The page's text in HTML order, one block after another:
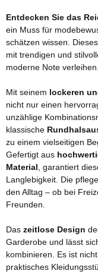
Entdecken Sie das
ein Muss für
schätzen wissen.
mit trendigen und
moderne Note verleihen.
Mit seinem lockeren
nicht nur einen
unzählige
klassische
zu einem vielseitigen
Gefertigt aus
Material , garantiert
Langlebigkeit. Die
den Alltag – ob bei
Freunden.
Das zeitlose Design
Garderobe und lässt
kombinieren. Es ist
praktisches